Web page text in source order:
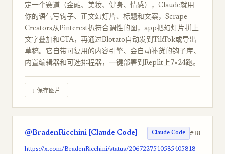
定一个赛道（金融、美妆、健身、情感），Claude就用
你的语气写钩子、正文幻灯片、标题和文案，Scrape
Creators从Pinterest扒符合调性的图，app把幻灯片拼上
文字叠加和CTA，再通过Blotato自动发到TikTok或导出
草稿。它自带可复用的内容引擎、会自动补货的钩子库、
内置编辑器和可选排程器，一键部署到Replit上7×24跑。
↓ 保存图片
@BradenRicchini [Claude Code] Claude Code #18
https://x.com/BradenRicchini/status/2067227510585405818